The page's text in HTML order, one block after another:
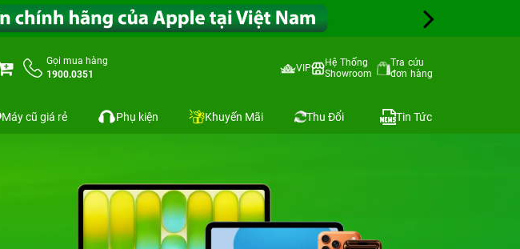
Gọi mua hàng
1900.0351
VIP
Hệ Thống
Showroom
Tra cứu
đơn hàng
Máy cũ giá rẻ Phụ kiện Khuyến Mãi Thu Đổi Tin Tức